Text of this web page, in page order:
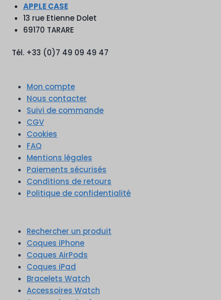
APPLE CASE
13 rue Etienne Dolet
69170 TARARE
Tél. +33 (0)7 49 09 49 47
Mon compte
Nous contacter
Suivi de commande
CGV
Cookies
FAQ
Mentions légales
Paiements sécurisés
Conditions de retours
Politique de confidentialité
Rechercher un produit
Coques iPhone
Coques AirPods
Coques iPad
Bracelets Watch
Accessoires Watch